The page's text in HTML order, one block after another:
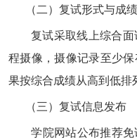
（二）复试形式与成绩
复试采取线上综合
程摄像，摄像记录至少
果按综合成绩从高到低排
（三）复试信息发布
学院网站公布推荐